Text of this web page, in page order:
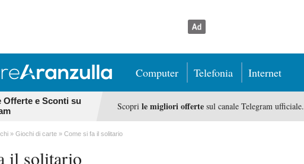
Computer Telefonia Internet
Offerte e Sconti su
Scopri le migliori offertesul canale Telegram ufficiale.
Giochi di carte Come si fa il solitario
il solitario